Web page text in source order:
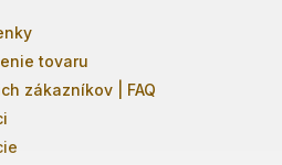
tovaru
zákazníkov | FAQ